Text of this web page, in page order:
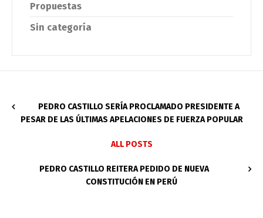
Propuestas
Sin categoría
PEDRO CASTILLO SERÍA PROCLAMADO PRESIDENTE A
PESAR DE LAS ÚLTIMAS APELACIONES DE FUERZA POPULAR
ALL POSTS
PEDRO CASTILLO REITERA PEDIDO DE NUEVA
CONSTITUCIÓN EN PERÚ